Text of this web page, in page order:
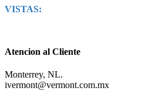
VISTAS:
Atencion al Cliente
Monterrey, NL.
ivermont@vermont.com.mx